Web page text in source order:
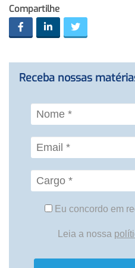
Compartilhe
Receba nossas
Eu concordo em
Leia a nossa